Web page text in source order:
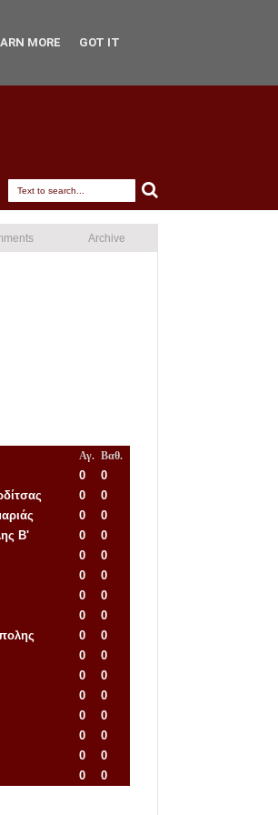
Archive
Αγ. Βαθ.
0
0
0
0
0
0
Β' 0
0
0
0
0
0
0
0
0
0
0
0
0
0
0
0
0
0
0
0
0
0
0
0
0
0
MORE GOT IT